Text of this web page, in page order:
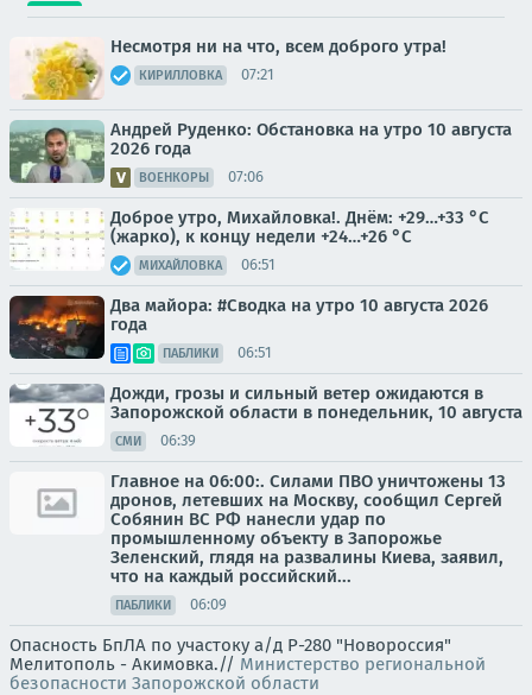
Несмотря ни на что, всем доброго утра!
КИРИЛЛОВКА 07:21
Андрей Руденко: Обстановка на утро 10 августа
2026 года
ВОЕНКОРЫ 07:06
Доброе утро, Михайловка!. Днём: +29…+33 °C
(жарко), к концу недели +24…+26 °C
МИХАЙЛОВКА 06:51
Два майора: #Сводка на утро 10 августа 2026
года
ПАБЛИКИ 06:51
Дожди, грозы и сильный ветер ожидаются в
Запорожской области в понедельник, 10 августа
СМИ 06:39
Главное на 06:00:. Силами ПВО уничтожены 13
дронов, летевших на Москву, сообщил Сергей
Собянин ВС РФ нанесли удар по
промышленному объекту в Запорожье
Зеленский, глядя на развалины Киева, заявил,
что на каждый российский...
ПАБЛИКИ 06:09
Опасность БпЛА по участоку а/д Р-280 "Новороссия"
Мелитополь - Акимовка.// Министерство региональной
безопасности Запорожской области